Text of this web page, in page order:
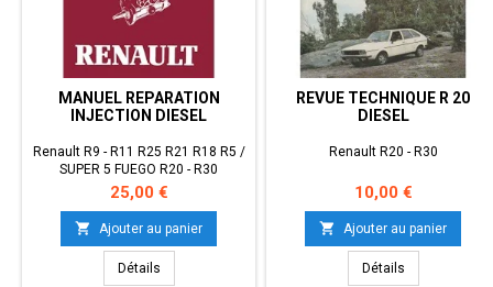
MANUEL REPARATION
INJECTION DIESEL
Renault R9 - R11 R25 R21 R18 R5 /
SUPER 5 FUEGO R20 - R30
Prix
25,00 €
 Ajouter au panier
Détails
REVUE TECHNIQUE R 20
DIESEL
Renault R20 - R30
Prix
10,00 €
 Ajouter au panier
Détails